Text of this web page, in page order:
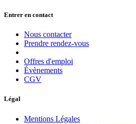
Entrer en contact
Nous contacter
Prendre rendez-vous
Offres d'emploi
Évènements
CGV
Légal
Mentions Légales